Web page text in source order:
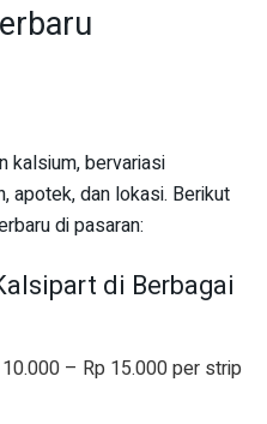
kalsium, bervariasi
apotek, dan lokasi. Berikut
di pasaran:
di Berbagai
– Rp 15.000 per strip